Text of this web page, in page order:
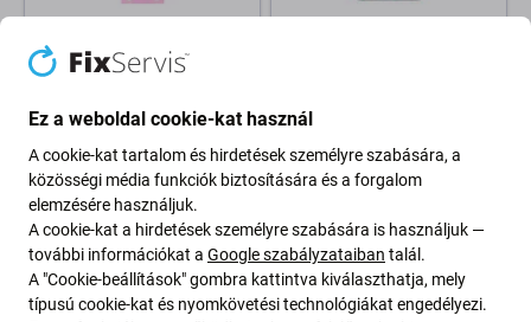
Apple
Apple iPhone 8, SE (2020), SE
Akkumulátor Rögzítéshez
(Adhesive)
990 Ft
RAKTÁRON 10+ db
(Black)
990 Ft
RAKTÁRON 10+ db
Ez a weboldal cookie-kat használ
A cookie-kat tartalom és hirdetések személyre szabására, a
közösségi média funkciók biztosítására és a forgalom
elemzésére használjuk.
A cookie-kat a hirdetések személyre szabására is használjuk —
további információkat a Google szabályzataiban talál.
A "Cookie-beállítások" gombra kattintva kiválaszthatja, mely
típusú cookie-kat és nyomkövetési technológiákat engedélyezi.